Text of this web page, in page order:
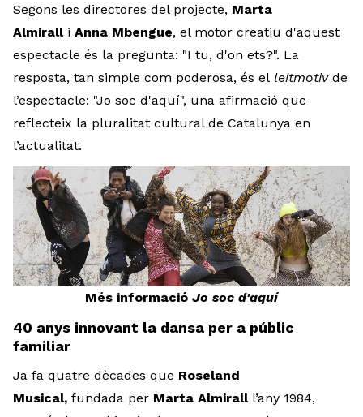
Segons les directores del projecte, Marta
Almiralli Anna Mbengue, el motor creatiu d'aquest
espectacle és la pregunta: "I tu, d'on ets?". La
resposta, tan simple com poderosa, és el leitmotivde
l’espectacle: "Jo soc d'aquí", una afirmació que
reflecteix la pluralitat cultural de Catalunya en
l’actualitat.
Més informació Jo soc d'aquí
40 anys innovant la dansa per a públic
familiar
Ja fa quatre dècades que Roseland
Musical, fundada per Marta Almiralll’any 1984,